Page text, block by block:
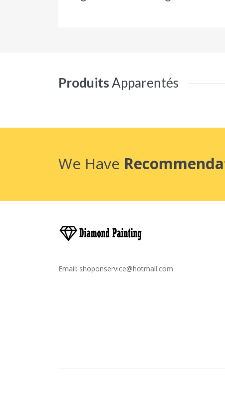
ProduitsApparentés
We Have
Email: shoponservice@hotmail.com